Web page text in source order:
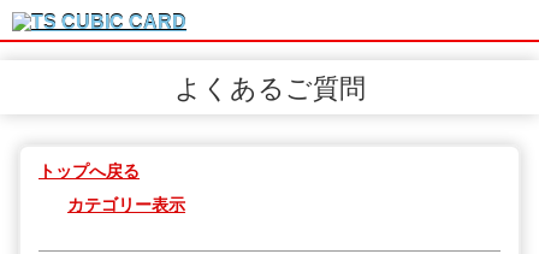
よくあるご質問
トップへ戻る
カテゴリー表示